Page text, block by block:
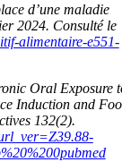
d’une maladie
2024. Consulté le
alimentaire-e551-
Oral Exposure
Induction and
132(2).